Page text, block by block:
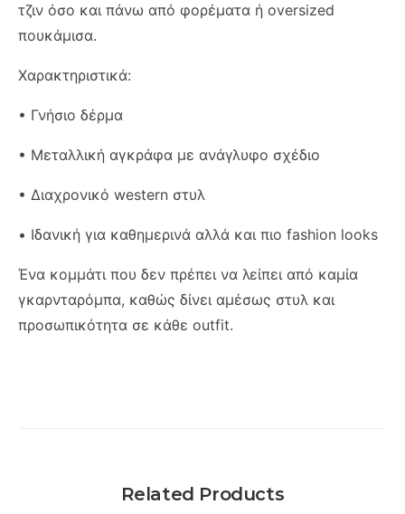
τζιν όσο και πάνω από φορέματα ή oversized
πουκάμισα.
Χαρακτηριστικά:
• Γνήσιο δέρμα
• Μεταλλική αγκράφα με ανάγλυφο σχέδιο
• Διαχρονικό western στυλ
• Ιδανική για καθημερινά αλλά και πιο fashion looks
Ένα κομμάτι που δεν πρέπει να λείπει από καμία
γκαρνταρόμπα, καθώς δίνει αμέσως στυλ και
προσωπικότητα σε κάθε outfit.
Related Products